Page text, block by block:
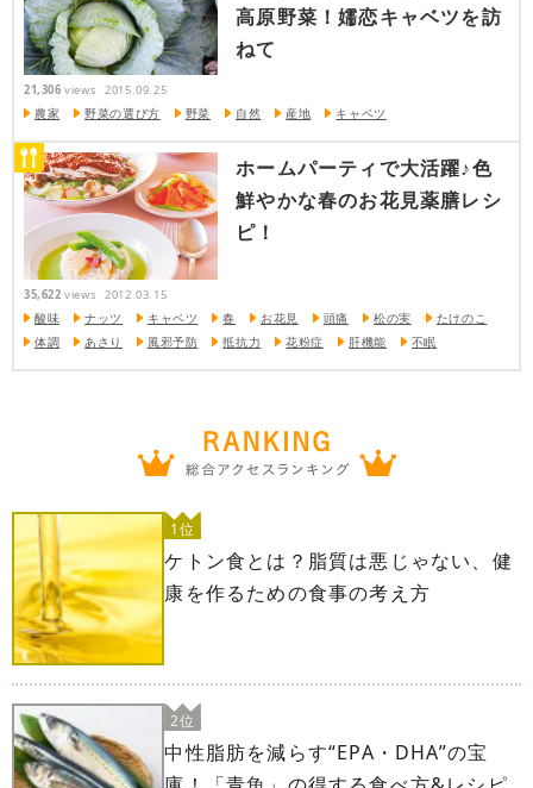
高原野菜！嬬恋キャベツを訪
ねて
21,306 views 2015.09.25
農家 野菜の選び方 野菜 自然 産地 キャベツ
ホームパーティで大活躍♪色
鮮やかな春のお花見薬膳レシ
ピ！
35,622 views 2012.03.15
酸味 ナッツ キャベツ 春 お花見 頭痛 松の実
たけのこ
体調
あさり 風邪予防 抵抗力 花粉症 肝機能 不眠
1位
ケトン食とは？脂質は悪じゃない、健
康を作るための食事の考え方
2位
中性脂肪を減らす“EPA・DHA”の宝